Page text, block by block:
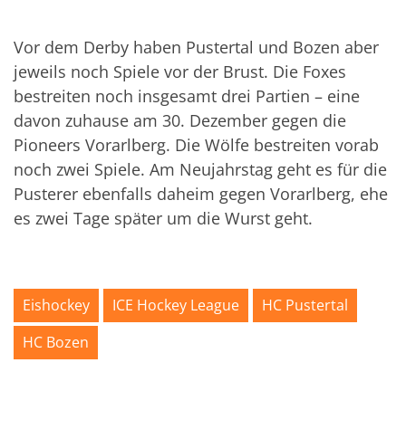
Vor dem Derby haben Pustertal und Bozen aber
jeweils noch Spiele vor der Brust. Die Foxes
bestreiten noch insgesamt drei Partien – eine
davon zuhause am 30. Dezember gegen die
Pioneers Vorarlberg. Die Wölfe bestreiten vorab
noch zwei Spiele. Am Neujahrstag geht es für die
Pusterer ebenfalls daheim gegen Vorarlberg, ehe
es zwei Tage später um die Wurst geht.
Eishockey ICE Hockey League
HC Pustertal
HC Bozen